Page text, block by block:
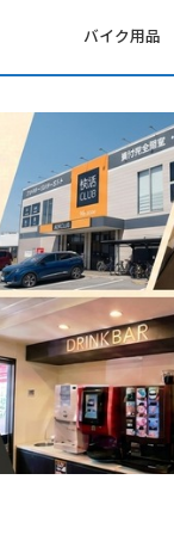
バイク用品